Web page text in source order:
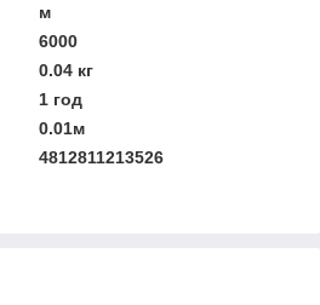
м
6000
0.04 кг
1 год
0.01м
4812811213526